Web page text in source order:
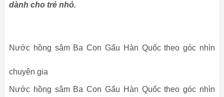
dành cho trẻ nhỏ.
Nước hồng sâm Ba Con Gấu Hàn Quốc theo góc nhìn
chuyên gia
Nước hồng sâm Ba Con Gấu Hàn Quốc theo góc nhìn